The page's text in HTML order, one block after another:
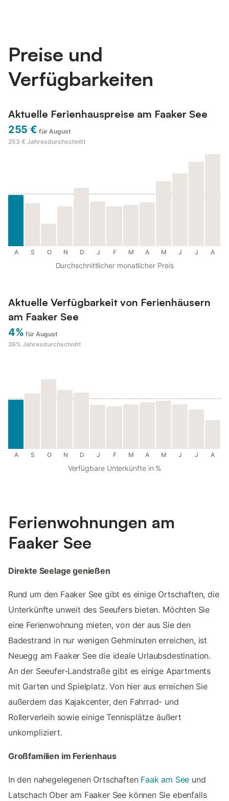
Preise und
Verfügbarkeiten
Aktuelle Ferienhauspreise am Faaker See
255 € für August
253 € Jahresdurchschnitt
A S O N D J F M A M J J A
Durchschnittlicher monatlicher Preis
Aktuelle Verfügbarkeit von Ferienhäusern
am Faaker See
4% für August
26% Jahresdurchschnitt
A S O N D J F M A M J J A
Verfügbare Unterkünfte in %
Ferienwohnungen am
Faaker See
Direkte Seelage genießen
Rund um den Faaker See gibt es einige Ortschaften, die
Unterkünfte unweit des Seeufers bieten. Möchten Sie
eine Ferienwohnung mieten, von der aus Sie den
Badestrand in nur wenigen Gehminuten erreichen, ist
Neuegg am Faaker See die ideale Urlaubsdestination.
An der Seeufer-Landstraße gibt es einige Apartments
mit Garten und Spielplatz. Von hier aus erreichen Sie
außerdem das Kajakcenter, den Fahrrad- und
Rollerverleih sowie einige Tennisplätze äußert
unkompliziert.
Großfamilien im Ferienhaus
In den nahegelegenen Ortschaften Faak am See und
Latschach Ober am Faaker See können Sie ebenfalls